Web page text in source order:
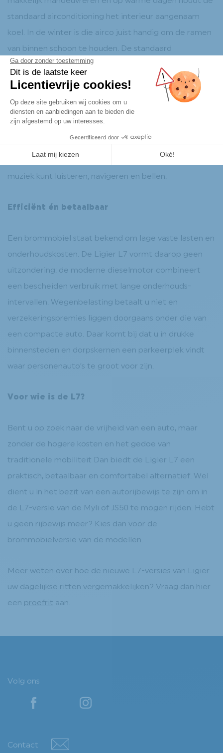
standaard airconditioning het interieur aangenaam
koel. In de winter is die airco juist handig om de ramen
van binnen schoon te houden. De standaard
ledverlichting zorgt ervoor dat u goed ver vooruit kunt
kijken in het donker en u tijdig wordt opgemerkt door
andere weggebruikers. Dat maakt het rijden in een
Ligier Myli of JS50 wel zo veilig. Het
koppelt u snel uw iPhone waardoor u makkelijk en veilig
muziek kunt luisteren, navigeren en bellen.
Efficiënt én betaalbaar
Een brommobiel staat bekend om lage vaste lasten en
onderhoudskosten. De Ligier L7 vormt daarop geen
uitzondering: de moderne dieselmotor combineert
een bescheiden verbruik met lange onderhouds­
intervallen. Wegenbelasting betaalt u niet en
verzekerings­premies liggen doorgaans onder die van
een compacte auto. Daar komt bij dat u in drukke
binnensteden en dorpskernen een parkeerplek vindt
waar personenauto’s te groot voor zijn.
Voor wie is de L7?
Bent u op zoek naar de vrijheid van een auto, maar
zonder de hogere kosten en het gedoe van
traditionele mobiliteit Dan biedt de Ligier L7 een
praktisch, betaalbaar en comfortabel alternatief. Wel
dient u in het bezit van een autorijbewijs te zijn om in
de L7-versie van de Myli of JS50 te mogen rijden. Hebt
u geen rijbewijs meer? Kies dan voor de
brommobielversie van de modellen.
Meer weten over hoe de nieuwe L7-versies van Ligier
uw dagelijkse ritten vergemakkelijken? Vraag dan hier
een proefrit aan.
Volg ons
YouTube YouTube
Contact